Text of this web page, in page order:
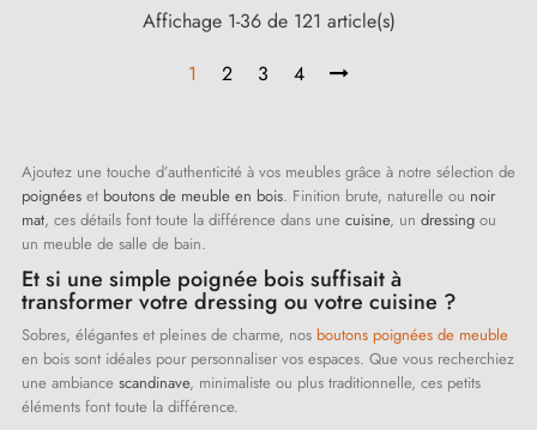
Affichage 1-36 de 121 article(s)
1
2 3 4
Ajoutez une touche d’authenticité à vos meubles grâce à notre sélection de
poignées et boutons de meuble en bois. Finition brute, naturelle ou noir
mat, ces détails font toute la différence dans une cuisine, un dressing ou
un meuble de salle de bain.
Et si une simple poignée bois suffisait à
transformer votre dressing ou votre cuisine ?
Sobres, élégantes et pleines de charme, nos boutons poignées de meuble
en bois sont idéales pour personnaliser vos espaces. Que vous recherchiez
une ambiance scandinave, minimaliste ou plus traditionnelle, ces petits
éléments font toute la différence.